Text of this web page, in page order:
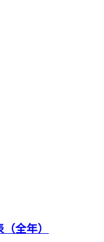
全年）